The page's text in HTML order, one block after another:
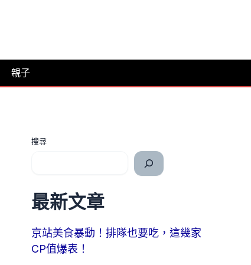
親子
搜尋
最新文章
京站美食暴動！排隊也要吃，這幾家
CP值爆表！